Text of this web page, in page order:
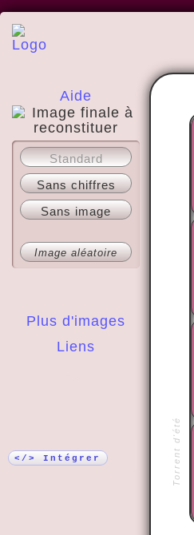
Aide
A propos
Plus d'images
Liens
Standard
Sans chiffres
Sans image
Image aléatoire
</> Intégrer Torrent d'été